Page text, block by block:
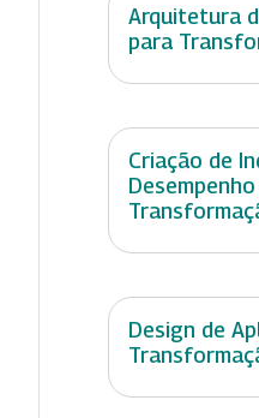
Arquitetura
para
Criação de
Design de